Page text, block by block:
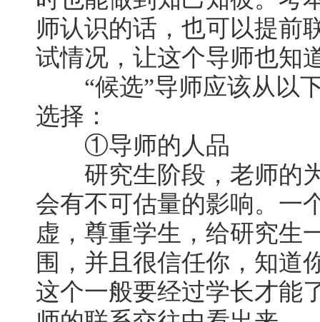
师认识的话，也可以提前
试情况，让这个导师也知
“候选”导师应该从以下
选择：
①导师的人品
研究生阶段，老师的为
会有不可估量的影响。一
虚，尊重学生，给研究生
围，并且很信任你，知道
这个一般要经过学长才能